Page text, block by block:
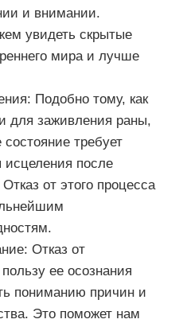
и внимании.
увидеть скрытые
мира и лучше
Подобно тому, как
для заживления раны,
требует
после
от этого процесса
Отказ от
ее осознания
пониманию причин и
Это поможет нам